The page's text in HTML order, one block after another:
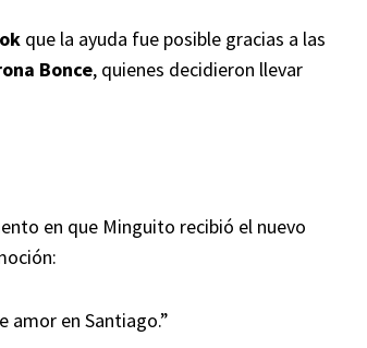
que la ayuda fue posible gracias a las
Bonce, quienes decidieron llevar
en que Minguito recibió el nuevo
amor en Santiago.”